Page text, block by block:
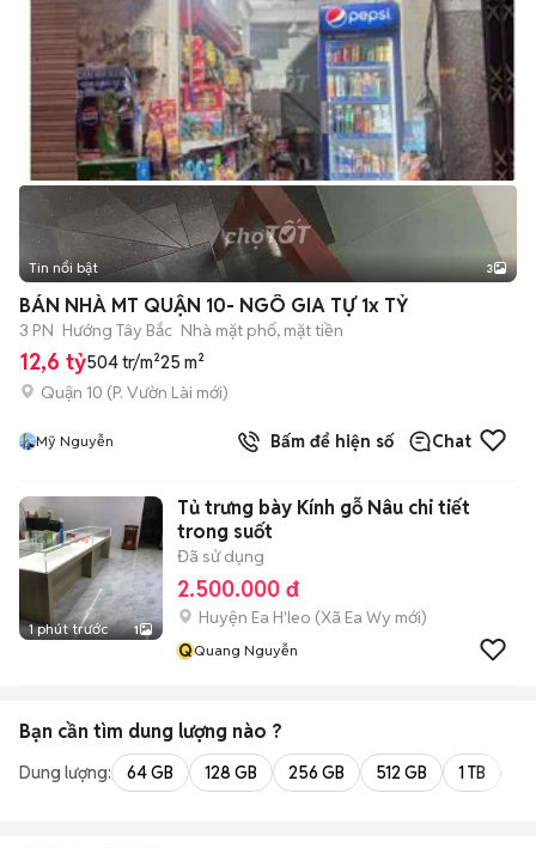
Tin nổi bật 3
BÁN NHÀ MT QUẬN 10- NGÔ GIA TỰ 1x TỶ
3 PN Hướng Tây Bắc Nhà mặt phố, mặt tiền
12,6 tỷ504 tr/m²25 m²
Quận 10 (P. Vườn Lài mới)
Mỹ Nguyễn Bấm để hiện số Chat
1 phút trước 1
Tủ trưng bày Kính gỗ Nâu chi tiết
trong suốt
Đã sử dụng
2.500.000 đ
Huyện Ea H'leo (Xã Ea Wy mới)
QQuang Nguyễn
Bạn cần tìm dung lượng nào ?
Dung lượng: 64 GB 128 GB 256 GB 512 GB 1 TB